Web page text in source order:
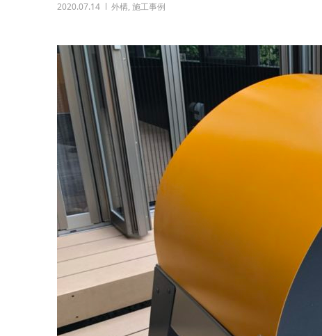
2020.07.14 外構, 施工事例